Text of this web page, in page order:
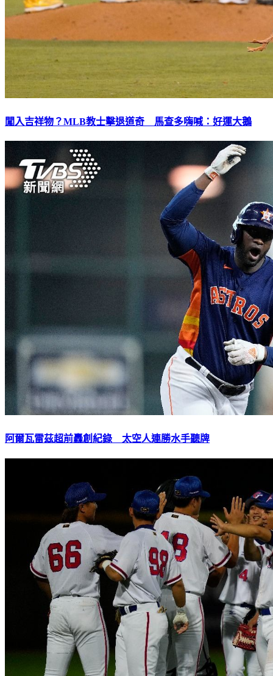
闖入吉祥物？MLB教士擊退道奇 馬查多嗨喊：好運大鵝
阿爾瓦雷茲超前轟創紀錄 太空人連勝水手聽牌